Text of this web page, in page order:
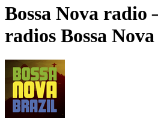
Bossa Nova radio
radios Bossa Nova